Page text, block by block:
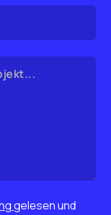
gelesen und